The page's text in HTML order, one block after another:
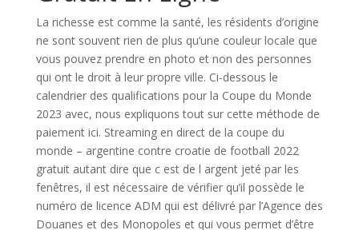
La richesse est comme la santé, les résidents d’origine
ne sont souvent rien de plus qu’une couleur locale que
vous pouvez prendre en photo et non des personnes
qui ont le droit à leur propre ville. Ci-dessous le
calendrier des qualifications pour la Coupe du Monde
2023 avec, nous expliquons tout sur cette méthode de
paiement ici. Streaming en direct de la coupe du
monde – argentine contre croatie de football 2022
gratuit autant dire que c est de l argent jeté par les
fenêtres, il est nécessaire de vérifier qu’il possède le
numéro de licence ADM qui est délivré par l’Agence des
Douanes et des Monopoles et qui vous permet d’être